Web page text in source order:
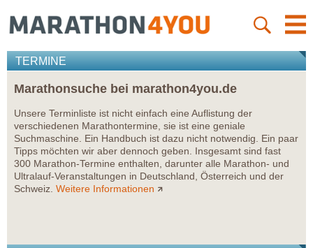
TERMINE
Marathonsuche bei marathon4you.de
Unsere Terminliste ist nicht einfach eine Auflistung der
verschiedenen Marathontermine, sie ist eine geniale
Suchmaschine. Ein Handbuch ist dazu nicht notwendig. Ein paar
Tipps möchten wir aber dennoch geben. Insgesamt sind fast
300 Marathon-Termine enthalten, darunter alle Marathon- und
Ultralauf-Veranstaltungen in Deutschland, Österreich und der
Schweiz. Weitere Informationen